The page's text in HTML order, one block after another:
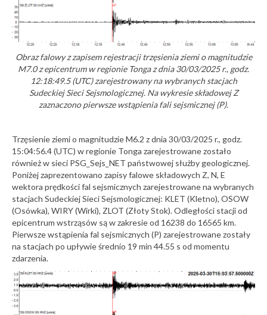
Obraz falowy z zapisem rejestracji trzęsienia ziemi o magnitudzie
M7.0 z epicentrum w regionie Tonga z dnia 30/03/2025 r., godz.
12:18:49.5 (UTC) zarejestrowany na wybranych stacjach
Sudeckiej Sieci Sejsmologicznej. Na wykresie składowej Z
zaznaczono pierwsze wstąpienia fali sejsmicznej (P).
Trzęsienie ziemi o magnitudzie M6.2 z dnia 30/03/2025 r., godz.
15:04:56.4 (UTC) w regionie Tonga zarejestrowane zostało
również w sieci PSG_Sejs_NET państwowej służby geologicznej.
Poniżej zaprezentowano zapisy falowe składowych Z, N, E
wektora prędkości fal sejsmicznych zarejestrowane na wybranych
stacjach Sudeckiej Sieci Sejsmologicznej: KLET (Kletno), OSOW
(Osówka), WIRY (Wirki), ZLOT (Złoty Stok). Odległości stacji od
epicentrum wstrząsów są w zakresie od 16238 do 16565 km.
Pierwsze wstąpienia fal sejsmicznych (P) zarejestrowane zostały
na stacjach po upływie średnio 19 min 44.55 s od momentu
zdarzenia.